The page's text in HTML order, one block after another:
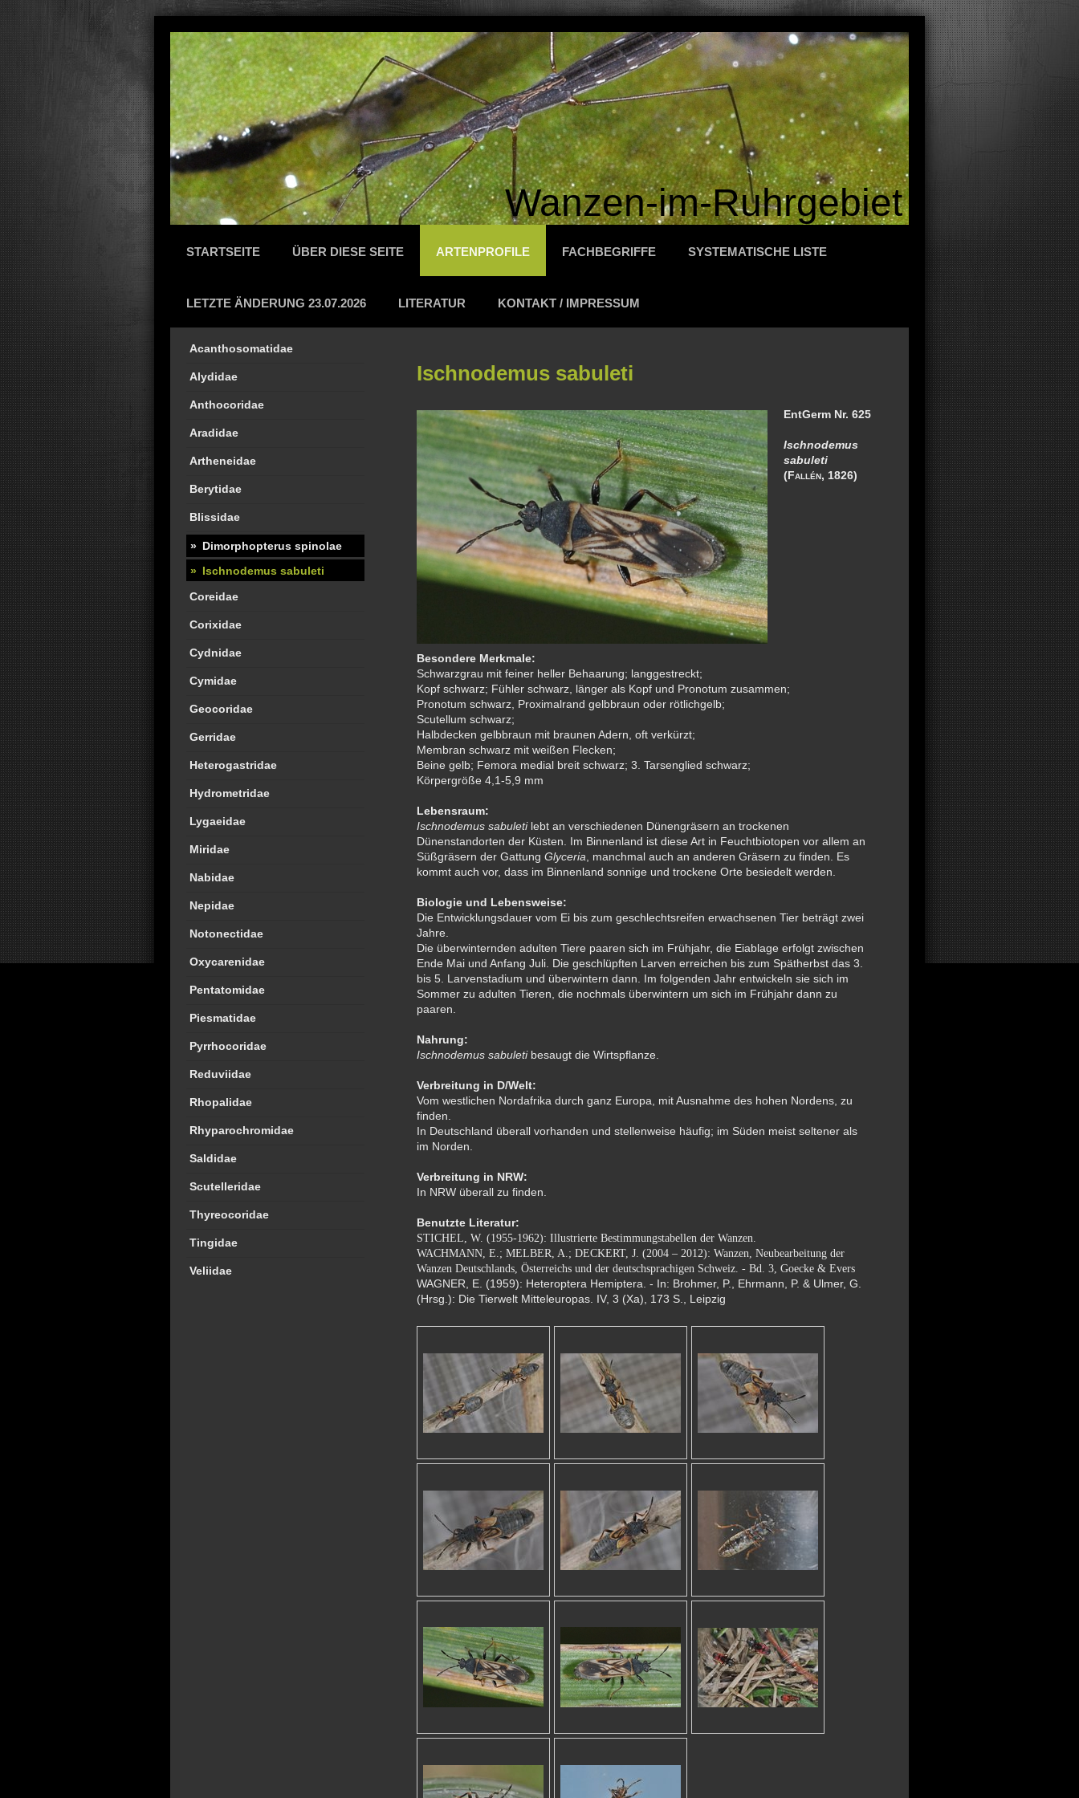
Wanzen-im-Ruhrgebiet
STARTSEITE ÜBER DIESE SEITE ARTENPROFILE FACHBEGRIFFE SYSTEMATISCHE LISTE
LETZTE ÄNDERUNG 23.07.2026 LITERATUR KONTAKT / IMPRESSUM
Ischnodemus sabuleti
EntGerm Nr. 625
Ischnodemus
sabuleti
(Fallén, 1826)
Besondere Merkmale:
Schwarzgrau mit feiner heller Behaarung; langgestreckt;
Kopf schwarz; Fühler schwarz, länger als Kopf und Pronotum zusammen;
Pronotum schwarz, Proximalrand gelbbraun oder rötlichgelb;
Scutellum schwarz;
Halbdecken gelbbraun mit braunen Adern, oft verkürzt;
Membran schwarz mit weißen Flecken;
Beine gelb; Femora medial breit schwarz; 3. Tarsenglied schwarz;
Körpergröße 4,1-5,9 mm
Lebensraum:
Ischnodemus sabuleti lebt an verschiedenen Dünengräsern an trockenen
Dünenstandorten der Küsten. Im Binnenland ist diese Art in Feuchtbiotopen vor allem an
Süßgräsern der GattungGlyceria , manchmal auch an anderen Gräsern zu finden. Es
kommt auch vor, dass im Binnenland sonnige und trockene Orte besiedelt werden.
Biologie und Lebensweise:
Die Entwicklungsdauer vom Ei bis zum geschlechtsreifen erwachsenen Tier beträgt zwei
Jahre.
Die überwinternden adulten Tiere paaren sich im Frühjahr, die Eiablage erfolgt zwischen
Ende Mai und Anfang Juli. Die geschlüpften Larven erreichen bis zum Spätherbst das 3.
bis 5. Larvenstadium und überwintern dann. Im folgenden Jahr entwickeln sie sich im
Sommer zu adulten Tieren, die nochmals überwintern um sich im Frühjahr dann zu
paaren.
Nahrung:
Ischnodemus sabuleti besaugt die Wirtspflanze.
Verbreitung in D/Welt:
Vom westlichen Nordafrika durch ganz Europa, mit Ausnahme des hohen Nordens, zu
finden.
In Deutschland überall vorhanden und stellenweise häufig; im Süden meist seltener als
im Norden.
Verbreitung in NRW:
In NRW überall zu finden.
Benutzte Literatur:
STICHEL, W. (1955-1962): Illustrierte Bestimmungstabellen der Wanzen.
WACHMANN, E.; MELBER, A.; DECKERT, J. (2004 – 2012): Wanzen, Neubearbeitung der
Wanzen Deutschlands, Österreichs und der deutschsprachigen Schweiz. - Bd. 3, Goecke & Evers
WAGNER, E. (1959): Heteroptera Hemiptera. - In: Brohmer, P., Ehrmann, P. & Ulmer, G.
(Hrsg.): Die Tierwelt Mitteleuropas. IV, 3 (Xa), 173 S., Leipzig
Acanthosomatidae
Alydidae
Anthocoridae
Aradidae
Artheneidae
Berytidae
Blissidae
Dimorphopterus spinolae
Ischnodemus sabuleti
Coreidae
Corixidae
Cydnidae
Cymidae
Geocoridae
Gerridae
Heterogastridae
Hydrometridae
Lygaeidae
Miridae
Nabidae
Nepidae
Notonectidae
Oxycarenidae
Pentatomidae
Piesmatidae
Pyrrhocoridae
Reduviidae
Rhopalidae
Rhyparochromidae
Saldidae
Scutelleridae
Thyreocoridae
Tingidae
Veliidae